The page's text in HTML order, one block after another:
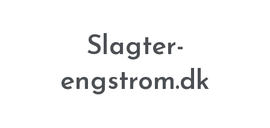
Slagter-
engstrom.dk